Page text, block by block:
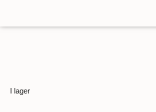
I lager